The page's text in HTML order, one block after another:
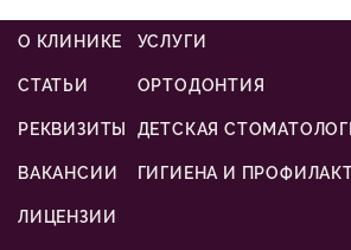
О КЛИНИКЕ
СТАТЬИ
РЕКВИЗИТЫ
ВАКАНСИИ
ЛИЦЕНЗИИ
УСЛУГИ
ОРТОДОНТИЯ
ДЕТСКАЯ
ГИГИЕНА И